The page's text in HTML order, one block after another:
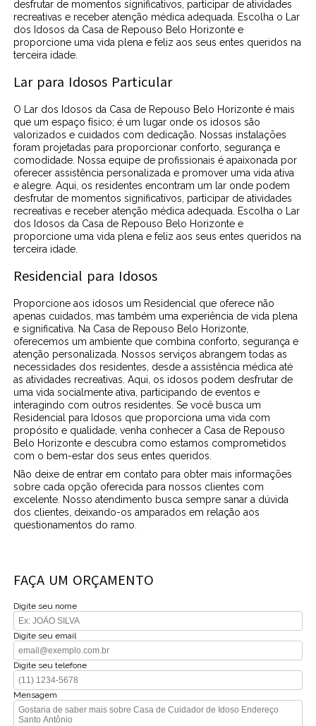
desfrutar de momentos significativos, participar de atividades
recreativas e receber atenção médica adequada. Escolha o Lar
dos Idosos da Casa de Repouso Belo Horizonte e
proporcione uma vida plena e feliz aos seus entes queridos na
terceira idade.
Lar para Idosos Particular
O Lar dos Idosos da Casa de Repouso Belo Horizonte é mais
que um espaço físico; é um lugar onde os idosos são
valorizados e cuidados com dedicação. Nossas instalações
foram projetadas para proporcionar conforto, segurança e
comodidade. Nossa equipe de profissionais é apaixonada por
oferecer assistência personalizada e promover uma vida ativa
e alegre. Aqui, os residentes encontram um lar onde podem
desfrutar de momentos significativos, participar de atividades
recreativas e receber atenção médica adequada. Escolha o Lar
dos Idosos da Casa de Repouso Belo Horizonte e
proporcione uma vida plena e feliz aos seus entes queridos na
terceira idade.
Residencial para Idosos
Proporcione aos idosos um Residencial que oferece não
apenas cuidados, mas também uma experiência de vida plena
e significativa. Na Casa de Repouso Belo Horizonte,
oferecemos um ambiente que combina conforto, segurança e
atenção personalizada. Nossos serviços abrangem todas as
necessidades dos residentes, desde a assistência médica até
as atividades recreativas. Aqui, os idosos podem desfrutar de
uma vida socialmente ativa, participando de eventos e
interagindo com outros residentes. Se você busca um
Residencial para Idosos que proporciona uma vida com
propósito e qualidade, venha conhecer a Casa de Repouso
Belo Horizonte e descubra como estamos comprometidos
com o bem-estar dos seus entes queridos.
Não deixe de entrar em contato para obter mais informações
sobre cada opção oferecida para nossos clientes com
excelente. Nosso atendimento busca sempre sanar a dúvida
dos clientes, deixando-os amparados em relação aos
questionamentos do ramo.
FAÇA UM ORÇAMENTO
Digite seu nome
Digite seu email
Digite seu telefone
Mensagem